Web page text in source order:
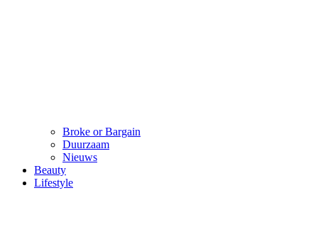
Broke or Bargain
Duurzaam
Nieuws
Beauty
Lifestyle